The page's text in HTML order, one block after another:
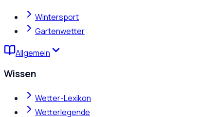
Wintersport
Gartenwetter
Allgemein
Wissen
Wetter-Lexikon
Wetterlegende